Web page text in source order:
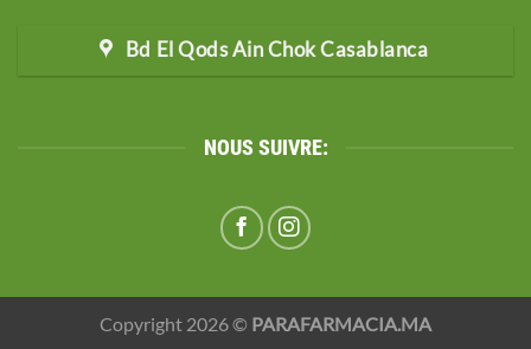
Bd El Qods Ain Chok Casablanca
NOUS SUIVRE:
Copyright 2026 © PARAFARMACIA.MA